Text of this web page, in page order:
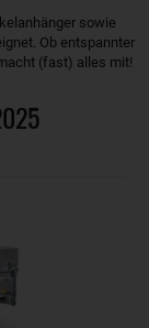
sowie
Ob entspannter
(fast) alles mit!